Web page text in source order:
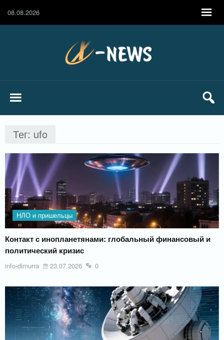
08.08.2026
Тег: ufo
НЛО и пришельцы
Контакт с инопланетянами: глобальный финансовый и
политический кризис
info-dimurra 23.07.2026 0